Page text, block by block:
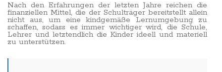
Nach den Erfahrungen der letzten Jahre reichen die
finanziellen Mittel, die der Schulträger bereitstellt allein
nicht aus, um eine kindgemäße Lernumgebung zu
schaffen, sodass es immer wichtiger wird, die Schule,
Lehrer und letztendlich die Kinder ideell und materiell
zu unterstützen.